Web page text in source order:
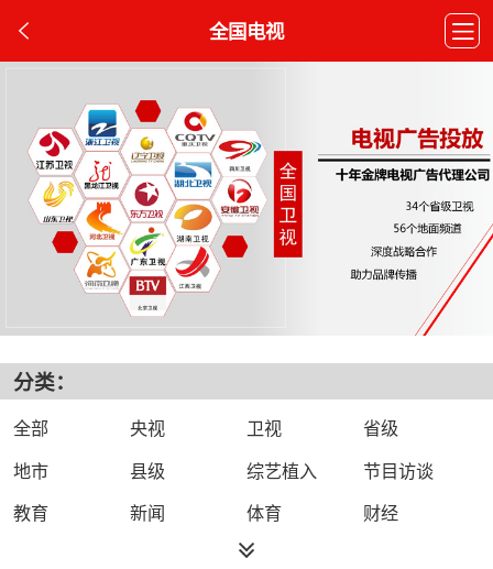
全国电视
分类：
全部 央视 卫视
省级
地市
县级 综艺植入
节目访谈
教育
新闻 体育
财经
科技